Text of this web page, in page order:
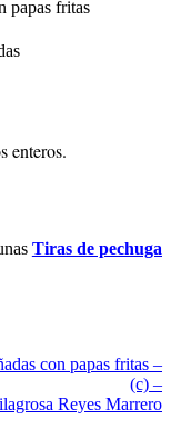
enteros.
Tiras de pechuga
con papas fritas –
(c) –
Reyes Marrero